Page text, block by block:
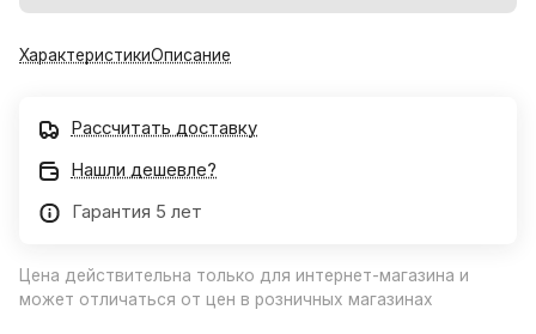
ХарактеристикиОписание
Рассчитать доставку
Нашли дешевле?
Гарантия 5 лет
Цена действительна только для интернет-магазина и
может отличаться от цен в розничных магазинах